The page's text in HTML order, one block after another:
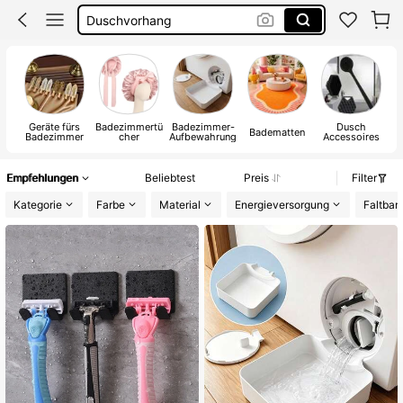
Strandtuch
Badezimmer
Geräte fürs
Badezimmer
Badezimmertü
cher
Badezimmer-
Aufbewahrung Badematten Dusch
Accessoires
Empfehlungen Beliebtest Preis
Filter
Kategorie
Farbe Material Energieversorgung Faltbar